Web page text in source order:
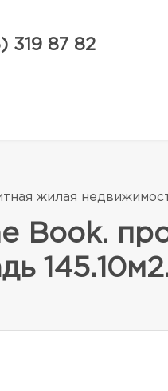
319 87 82
жилая
Book.